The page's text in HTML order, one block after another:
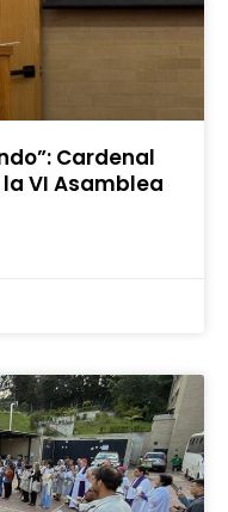
Cardenal
VI Asamblea